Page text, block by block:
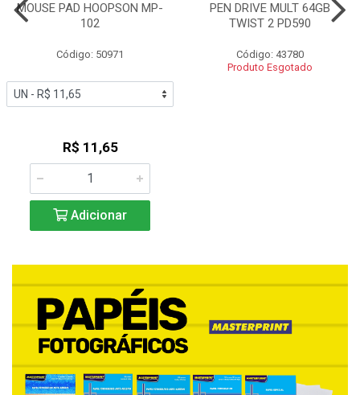
MOUSE PAD HOOPSON MP-
102
Código: 50971
R$ 11,65
Adicionar
PEN DRIVE MULT 64GB
TWIST 2 PD590
Código: 43780
Produto Esgotado